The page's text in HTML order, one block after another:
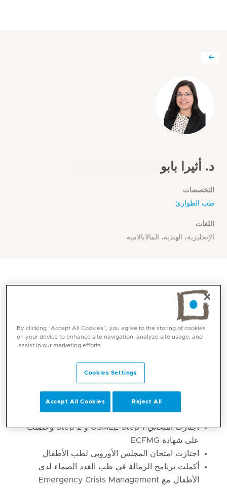
د. أثيرا بابو
التخصصات
طب الطوارئ
اللغات
الإنجليزية، الهندية، المالايالامية
اجتازت امتحان MRCPCH
اجتازت امتحاني USMLE Step 1 و Step 2 وحصلت
على شهادة ECFMG
اجتازت امتحان المجلس الأوروبي لطب الأطفال
أكملت برنامج الزمالة في طب الغدد الصماء لدى
الأطفال مع Emergency Crisis Management
By clicking “Accept All Cookies”, you agree to the storing of cookies
on your device to enhance site navigation, analyze site usage, and
assist in our marketing efforts.
Cookies Settings
Reject All
Accept All Cookies